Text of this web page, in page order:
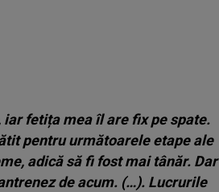
iar fetița mea îl are fix pe spate.
pentru următoarele etape ale
adică să fi fost mai tânăr. Dar
de acum. (…). Lucrurile